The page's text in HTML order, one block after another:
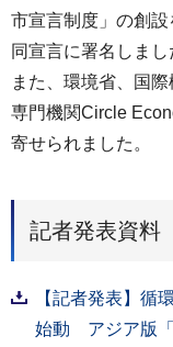
市宣言制度」の創
同宣言に署名しまし
また、環境省、国
専門機関Circle
寄せられました。
記者発表資料
【記者発表】循
始動 アジア版